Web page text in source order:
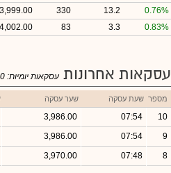
0.76%
13.2
330
3,999.00
0.83%
3.3
83
4,002.00
עסקאות אחרונות עסקאות יומיות:
מספר שעת עסקה שער עסקה
10
07:54
3,986.00
9
07:54
3,986.00
8
07:48
3,970.00